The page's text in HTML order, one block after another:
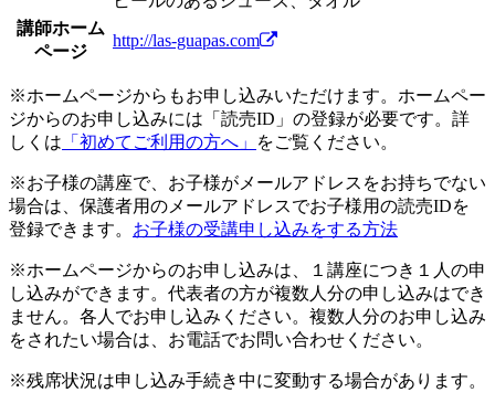
講師ホーム
ページ
http://las-guapas.com
※ホームページからもお申し込みいただけます。ホームペー
ジからのお申し込みには「読売ID」の登録が必要です。詳
しくは 「初めてご利用の方へ」 をご覧ください。
※お子様の講座で、お子様がメールアドレスをお持ちでない
場合は、保護者用のメールアドレスでお子様用の読売IDを
登録できます。 お子様の受講申し込みをする方法
※ホームページからのお申し込みは、１講座につき１人の申
し込みができます。代表者の方が複数人分の申し込みはでき
ません。各人でお申し込みください。複数人分のお申し込み
をされたい場合は、お電話でお問い合わせください。
※残席状況は申し込み手続き中に変動する場合があります。